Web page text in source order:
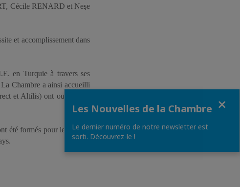
Cécile RENARD et Neşe
et accomplissement dans
en Turquie à travers ses
La Chambre a ainsi accueilli
et Altilis) ont ouvert une
été formés pour le compte
Les Nouvelles de la Chambre
Le dernier numéro de notre newsletter est
sorti. Découvrez-le !